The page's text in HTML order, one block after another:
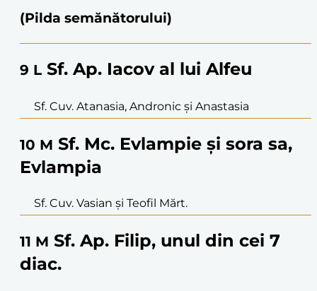
(Pilda semănătorului)
9 L Sf. Ap. Iacov al lui Alfeu
Sf. Cuv. Atanasia, Andronic și Anastasia
10 M Sf. Mc. Evlampie și sora sa,
Evlampia
Sf. Cuv. Vasian și Teofil Mărt.
11 M Sf. Ap. Filip, unul din cei 7
diac.